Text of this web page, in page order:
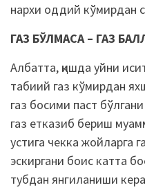
нархи оддий кўмирдан
ГАЗ БЎЛМАСА – ГАЗ
Албатта, қишда уйни
табиий газ кўмирдан
газ босими паст
газ етказиб бериш
устига чекка жойларга
эскиргани боис катта
тубдан янгиланиши